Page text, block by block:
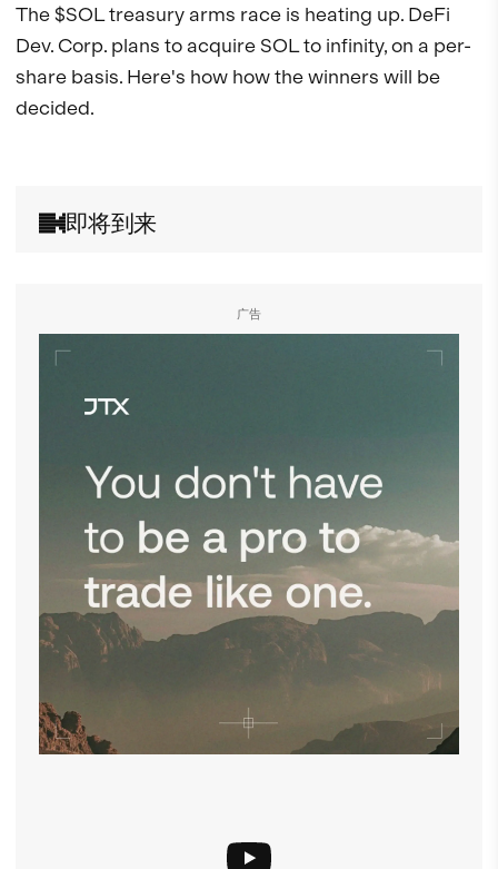
即将到来
The $SOL treasury arms race is heating up. DeFi
Dev. Corp. plans to acquire SOL to infinity, on a per-
share basis. Here's how how the winners will be
decided.
广告